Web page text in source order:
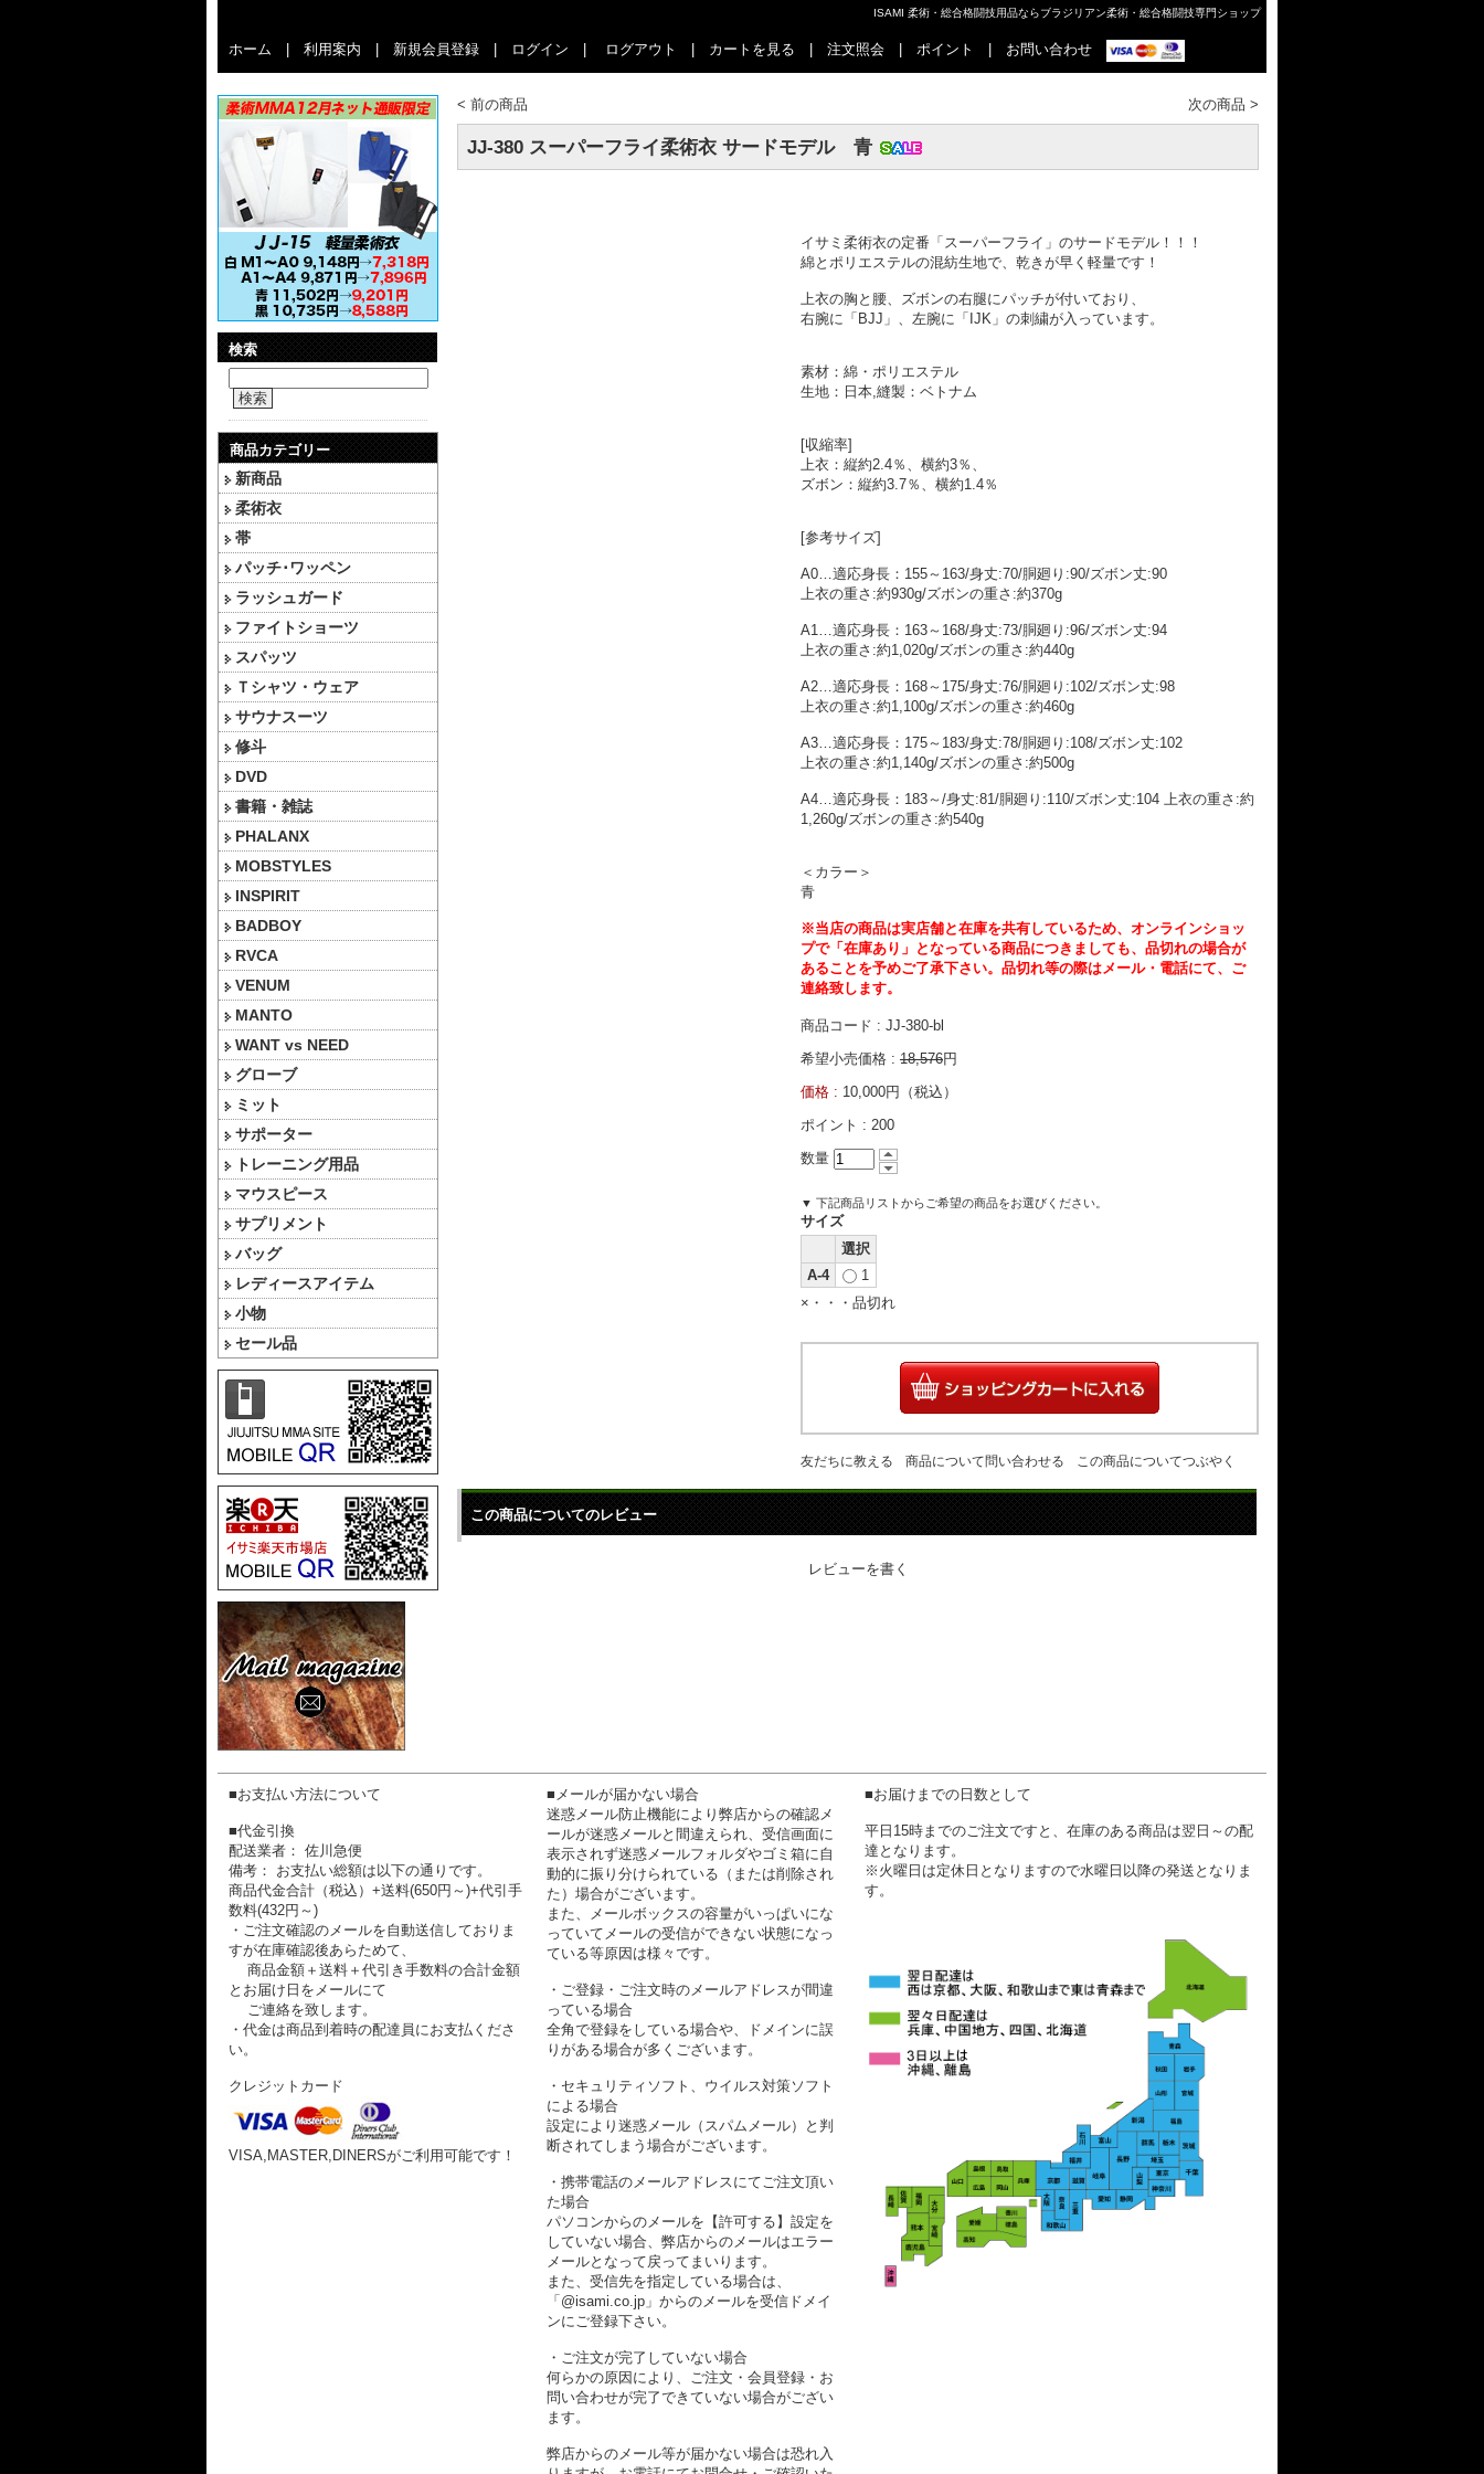
ISAMI 柔術・総合格闘技用品ならブラジリアン柔術・総合格闘技専門ショップ
ホーム 利用案内 新規会員登録 ログイン ログアウト カートを見る 注文照会 ポイント お問い合わせ
検索
検索
商品カテゴリー
新商品
柔術衣
帯
パッチ･ワッペン
ラッシュガード
ファイトショーツ
スパッツ
Ｔシャツ・ウェア
サウナスーツ
修斗
DVD
書籍・雑誌
PHALANX
MOBSTYLES
INSPIRIT
BADBOY
RVCA
VENUM
MANTO
WANT vs NEED
グローブ
ミット
サポーター
トレーニング用品
マウスピース
サプリメント
バッグ
レディースアイテム
小物
セール品
< 前の商品 次の商品 >
JJ-380 スーパーフライ柔術衣 サードモデル 青
イサミ柔術衣の定番「スーパーフライ」のサードモデル！！！
綿とポリエステルの混紡生地で、乾きが早く軽量です！
上衣の胸と腰、ズボンの右腿にパッチが付いており、
右腕に「BJJ」、左腕に「IJK」の刺繍が入っています。
素材：綿・ポリエステル
生地：日本,縫製：ベトナム
[収縮率]
上衣：縦約2.4％、横約3％、
ズボン：縦約3.7％、横約1.4％
[参考サイズ]
A0…適応身長：155～163/身丈:70/胴廻り:90/ズボン丈:90
上衣の重さ:約930g/ズボンの重さ:約370g
A1…適応身長：163～168/身丈:73/胴廻り:96/ズボン丈:94
上衣の重さ:約1,020g/ズボンの重さ:約440g
A2…適応身長：168～175/身丈:76/胴廻り:102/ズボン丈:98
上衣の重さ:約1,100g/ズボンの重さ:約460g
A3…適応身長：175～183/身丈:78/胴廻り:108/ズボン丈:102
上衣の重さ:約1,140g/ズボンの重さ:約500g
A4…適応身長：183～/身丈:81/胴廻り:110/ズボン丈:104 上衣の重さ:約
1,260g/ズボンの重さ:約540g
＜カラー＞
青
※当店の商品は実店舗と在庫を共有しているため、オンラインショッ
プで「在庫あり」となっている商品につきましても、品切れの場合が
あることを予めご了承下さい。品切れ等の際はメール・電話にて、ご
連絡致します。
商品コード : JJ-380-bl
希望小売価格 : 18,576円
価格 : 10,000円（税込）
ポイント : 200
数量
▼ 下記商品リストからご希望の商品をお選びください。
サイズ
選択
A-4
1
×・・・品切れ
友だちに教える 商品について問い合わせる この商品についてつぶやく
この商品についてのレビュー
レビューを書く
■お支払い方法について
■代金引換
配送業者： 佐川急便
備考： お支払い総額は以下の通りです。
商品代金合計（税込）+送料(650円～)+代引手
数料(432円～)
・ご注文確認のメールを自動送信しておりま
すが在庫確認後あらためて、
商品金額＋送料＋代引き手数料の合計金額
とお届け日をメールにて
ご連絡を致します。
・代金は商品到着時の配達員にお支払くださ
い。
クレジットカード
VISA,MASTER,DINERSがご利用可能です！
■メールが届かない場合
迷惑メール防止機能により弊店からの確認メ
ールが迷惑メールと間違えられ、受信画面に
表示されず迷惑メールフォルダやゴミ箱に自
動的に振り分けられている（または削除され
た）場合がございます。
また、メールボックスの容量がいっぱいにな
っていてメールの受信ができない状態になっ
ている等原因は様々です。
・ご登録・ご注文時のメールアドレスが間違
っている場合
全角で登録をしている場合や、ドメインに誤
りがある場合が多くございます。
・セキュリティソフト、ウイルス対策ソフト
による場合
設定により迷惑メール（スパムメール）と判
断されてしまう場合がございます。
・携帯電話のメールアドレスにてご注文頂い
た場合
パソコンからのメールを【許可する】設定を
していない場合、弊店からのメールはエラー
メールとなって戻ってまいります。
また、受信先を指定している場合は、
「@isami.co.jp」からのメールを受信ドメイ
ンにご登録下さい。
・ご注文が完了していない場合
何らかの原因により、ご注文・会員登録・お
問い合わせが完了できていない場合がござい
ます。
弊店からのメール等が届かない場合は恐れ入
■お届けまでの日数として
平日15時までのご注文ですと、在庫のある商品は翌日～の配
達となります。
※火曜日は定休日となりますので水曜日以降の発送となりま
す。